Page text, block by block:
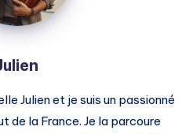
Julien et je suis un passionné
de la France. Je la parcoure